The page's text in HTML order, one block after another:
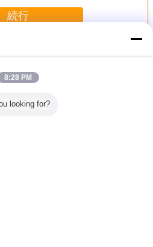
続行
キャナ
8:28 PM
looking for?